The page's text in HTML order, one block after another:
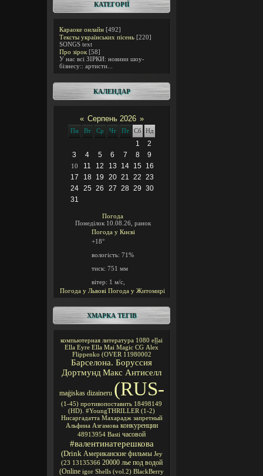
КАТЕГОРІЇ
Караоке онлайн [492]
Тексты українських пісень [220]
SONGS text
Про зірок [58]
У нас всі ЗІРКИ: новини шоу-
бізнесу:: артисти...
КАЛЕНДАР
« Серпень 2026 »
Пн Вт Ср Чт Пт Сб Нд
1
2
3
4 5 6 7 8 9
10 11 12 13 14 15 16
17
18 19 20 21 22 23
24
25 26 27 28 29 30
31
Погода
Понеділок 10.08.26, ранок
Погода у Києві
+18°
вологість: 71%
тиск: 751 мм
вітер: 1 м/с,
Погода у Львові Погода у Житомирі
ХМАРКА ТЕГІВ
компьютерная литература 1080 eļļai
Ella Eyre Ella Mai Magic CG Alex
Flippenko (OVER 11980002
Барселона. Боруссия
Дортмунд Макс Антиселл
maģiskas dizaineru (RUS-
(1-45) противопоставить 18498149
(HD). #YoungTHRILLER (1-2)
Нисаргадатта Махарадж запретный
Альфина Азгамова конкуренции
48913954 Basti часовой
#валентинатерешкова
(Drink Американские фильмы Jey
(23 13135366 20000 лье под водой
(Online igor Shells (vol.2) BlackBerry